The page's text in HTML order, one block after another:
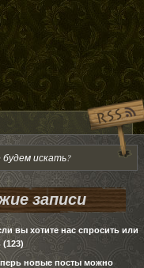
записи
вы хотите нас спросить или
(123)
новые посты можно